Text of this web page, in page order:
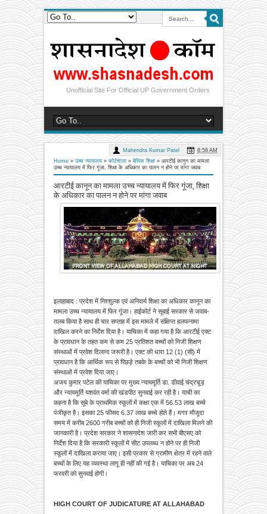
Unofficial Site For Official UP Government Orders
Home » उच्च न्यायालय » कोर्टशाला » बेसिक शिक्षा » आरटीई कानून का मामला
उच्च न्यायालय में फिर गूंजा, शिक्षा के अधिकार का पालन न होने पर मांगा जवाब
आरटीई कानून का मामला उच्च न्यायालय में फिर गूंजा, शिक्षा
के अधिकार का पालन न होने पर मांगा जवाब
Mahendra Kumar Patel 8:58 AM
इलाहाबाद : प्रदेश में निश्शुल्क एवं अनिवार्य शिक्षा का अधिकार कानून का
मामला उच्च न्यायालय में फिर गूंजा। हाईकोर्ट ने सूबाई सरकार से जवाब-
तलब किया है साथ ही चार सप्ताह में इस मामले में संक्षिप्त हलफनामा
दाखिल करने का निर्देश दिया है। याचिका में कहा गया है कि आरटीई एक्ट
के प्रावधान के तहत कम से कम 25 प्रतिशत बच्चों को निजी शिक्षण
संस्थाओं में प्रवेश दिलाना जरूरी है। एक्ट की धारा 12 (1) (सी) में
प्रावधान है कि आर्थिक रूप से पिछड़े तबके के बच्चों को भी निजी शिक्षण
संस्थाओं में प्रवेश दिया जाए।
अजय कुमार पटेल की याचिका पर मुख्य न्यायमूर्ति डा. डीवाई चंद्रचूड़
और न्यायमूर्ति यशवंत वर्मा की खंडपीठ सुनवाई कर रही है। याची का
कहना है कि सूबे के प्राथमिक स्कूलों में कक्षा एक में 56.53 लाख बच्चे
पंजीकृत है। इसका 25 फीसद 6.37 लाख बच्चे होते हैं। मगर मौजूदा
समय में करीब 2600 गरीब बच्चों को ही निजी स्कूलों में दाखिला मिलने की
जानकारी है। प्रदेश सरकार ने शासनादेश जारी कर सभी बीएसए को
निर्देश दिया है कि सरकारी स्कूलों में सीट उपलब्ध न होने पर ही निजी
स्कूलों में दाखिला कराया जाए। इसी प्रकार से ग्रामीण क्षेत्र में रहने वाले
बच्चों के लिए यह व्यवस्था लागू ही नहीं की गई है। याचिका पर अब 24
फरवरी को सुनवाई होगी।
HIGH COURT OF JUDICATURE AT ALLAHABAD